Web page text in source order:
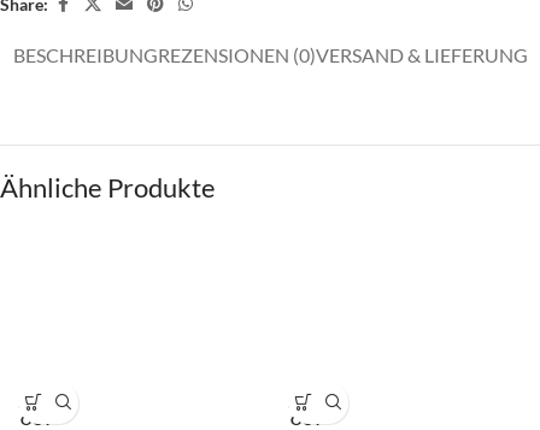
BESCHREIBUNGREZENSIONEN (0)VERSAND & LIEFERUNG
Ähnliche Produkte
SOLD
OUT
SOLD
OUT